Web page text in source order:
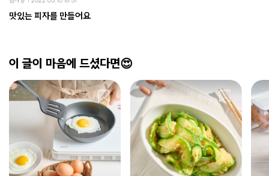
맛있는 피자를 만들어요
이 글이 마음에 드셨다면😍